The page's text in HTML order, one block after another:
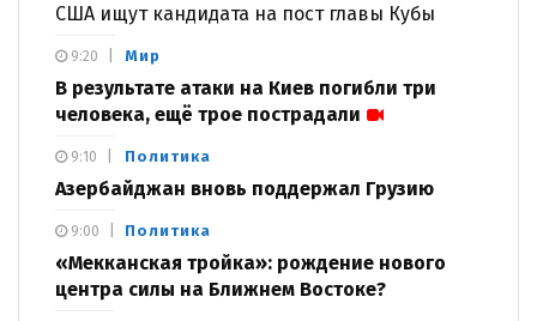
США ищут кандидата на пост главы Кубы
Мир
В результате атаки на Киев погибли три
человека, ещё трое пострадали
9:20
Политика
Азербайджан вновь поддержал Грузию
9:10
Политика
«Мекканская тройка»: рождение нового
центра силы на Ближнем Востоке?
9:00